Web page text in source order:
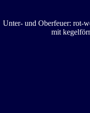
Unter- und Oberfeuer: rot-
mit